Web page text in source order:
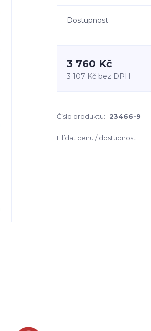
Dostupnost
3 760 Kč
3 107 Kč bez DPH
Číslo produktu: 23466-9
Hlídat cenu / dostupnost